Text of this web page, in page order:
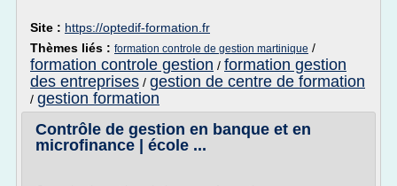
Site : https://optedif-formation.fr
Thèmes liés : formation controle de gestion martinique /
formation controle gestion / formation gestion
des entreprises / gestion de centre de formation
/ gestion formation
Contrôle de gestion en banque et en
microfinance | école ...